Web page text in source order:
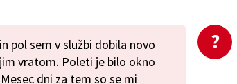
pol sem v službi dobila novo
vratom. Poleti je bilo okno
dni za tem so se mi